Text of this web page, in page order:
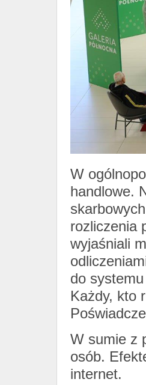
W
handlowe.
rozliczenia
wyjaśniali
do
Każdy, kto
W sumie z
osób.
internet.